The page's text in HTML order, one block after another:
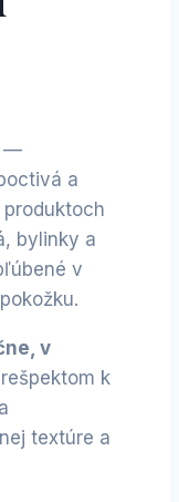
—
a
bylinky a
v
v
k
textúre a